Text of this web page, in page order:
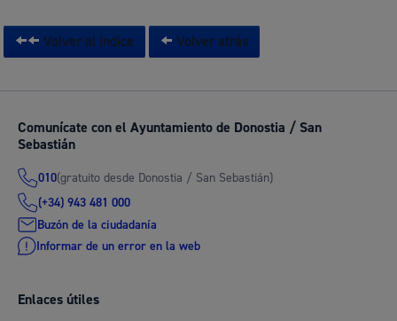
Volver al índice Volver atrás
Comunícate con el Ayuntamiento de Donostia / San
Sebastián
010(gratuito desde Donostia / San Sebastián)
(+34) 943 481 000
Buzón de la ciudadanía
Informar de un error en la web
Enlaces útiles